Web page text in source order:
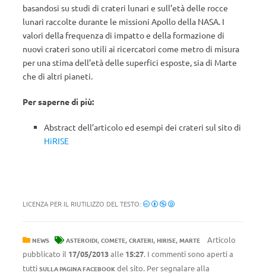
basandosi su studi di crateri lunari e sull’età delle rocce
lunari raccolte durante le missioni Apollo della NASA. I
valori della frequenza di impatto e della formazione di
nuovi crateri sono utili ai ricercatori come metro di misura
per una stima dell’età delle superfici esposte, sia di Marte
che di altri pianeti.
Per saperne di più:
Abstract dell’articolo ed esempi dei crateri sul sito di
HiRISE
LICENZA PER IL RIUTILIZZO DEL TESTO:
NEWS ASTEROIDI, COMETE, CRATERI, HIRISE, MARTE
Articolo
pubblicato il 17/05/2013alle 15:27. I commenti sono aperti a
tutti SULLA PAGINA FACEBOOK del sito. Per segnalare alla